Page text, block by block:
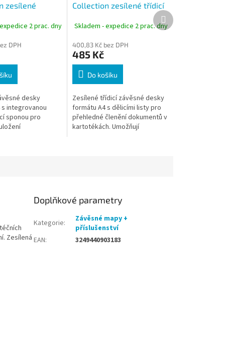
zesílené
A4 modré
2 prac. dny
DPH
desky
integrovanou
sponou pro
Collection zesílené třídicí
závěsné desky A4 modré
10 ks
Skladem - expedice 2 prac. dny
400,83 Kč bez DPH
485 Kč
Do košíku
Zesílené třídicí závěsné desky
formátu A4 s dělicími listy pro
přehledné členění dokumentů v
kartotékách. Umožňují
Další
produkt
Zesílená
Doplňkové parametry
Kategorie:
Závěsné mapy +
příslušenství
EAN: 3249440903183